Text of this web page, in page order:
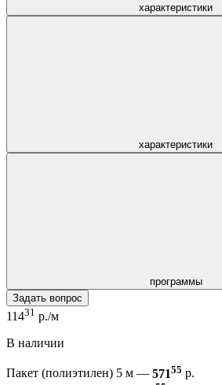
характеристики
характеристики
программы
Задать вопрос
11431 р./м
В наличии
Пакет (полиэтилен) 5 м — 57155 р.